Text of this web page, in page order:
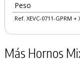
Peso
Ref. XEVC-0711-GPRM +
Más Hornos